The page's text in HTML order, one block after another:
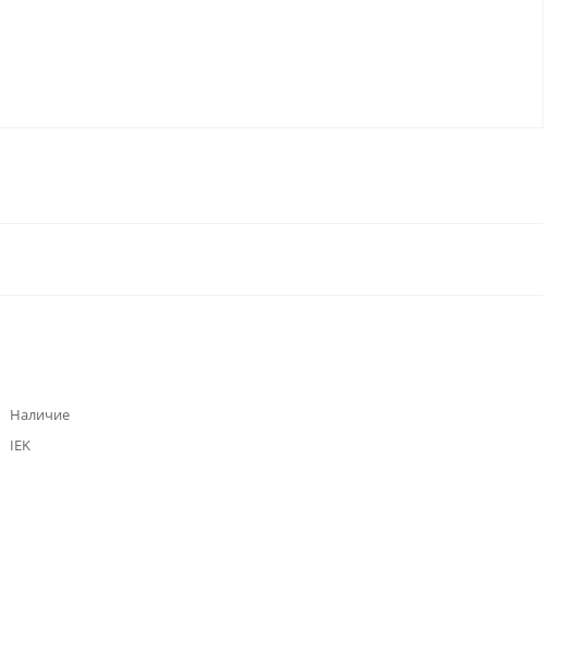
Наличие
IEK